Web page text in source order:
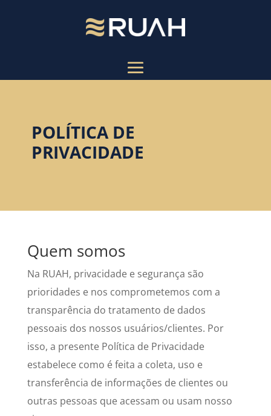
POLÍTICA DE
PRIVACIDADE
Quem somos
Na RUAH, privacidade e segurança são
prioridades e nos comprometemos com a
transparência do tratamento de dados
pessoais dos nossos usuários/clientes. Por
isso, a presente Política de Privacidade
estabelece como é feita a coleta, uso e
transferência de informações de clientes ou
outras pessoas que acessam ou usam nosso